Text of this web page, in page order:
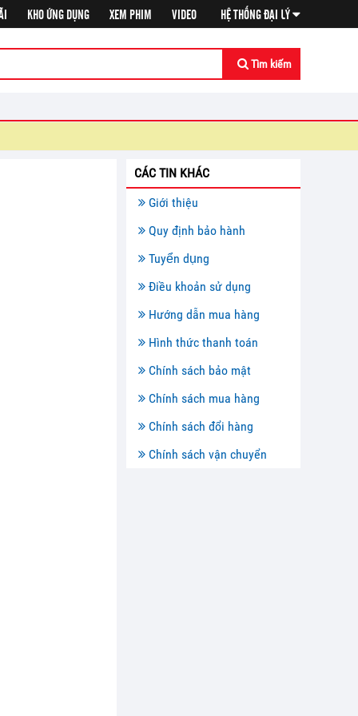
KHO ỨNG DỤNG XEM PHIM VIDEO HỆ THỐNG ĐẠI LÝ
Tìm kiếm
CÁC TIN KHÁC
Giới thiệu
Quy định bảo hành
Tuyển dụng
Điều khoản sử dụng
Hướng dẫn mua hàng
Hình thức thanh toán
Chính sách bảo mật
Chính sách mua hàng
Chính sách đổi hàng
Chính sách vận chuyển